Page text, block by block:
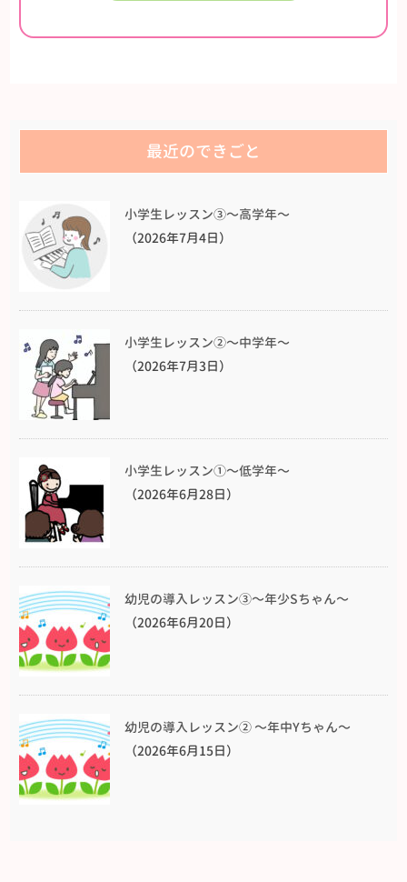
最近のできごと
小学生レッスン③〜高学年〜
（2026年7月4日）
小学生レッスン②〜中学年〜
（2026年7月3日）
小学生レッスン①〜低学年〜
（2026年6月28日）
幼児の導入レッスン③〜年少Sちゃん〜
（2026年6月20日）
幼児の導入レッスン② 〜年中Yちゃん〜
（2026年6月15日）